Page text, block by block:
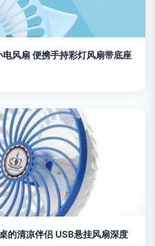
风扇 便携手持彩灯风扇带底座
的清凉伴侣 USB悬挂风扇深度